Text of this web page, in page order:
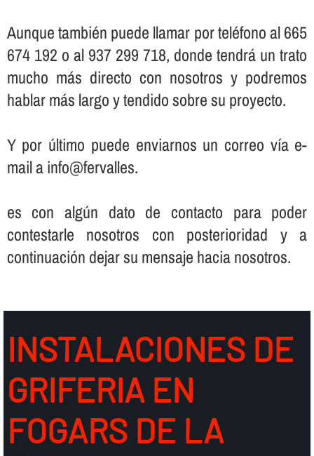
Aunque también puede llamar por teléfono al 665
674 192 o al 937 299 718, donde tendrá un trato
mucho más directo con nosotros y podremos
hablar más largo y tendido sobre su proyecto.
Y por último puede enviarnos un correo ví­a e-
mail a info@fervalles.
es con algún dato de contacto para poder
contestarle nosotros con posterioridad y a
continuación dejar su mensaje hacia nosotros.
INSTALACIONES DE
GRIFERIA EN
FOGARS DE LA